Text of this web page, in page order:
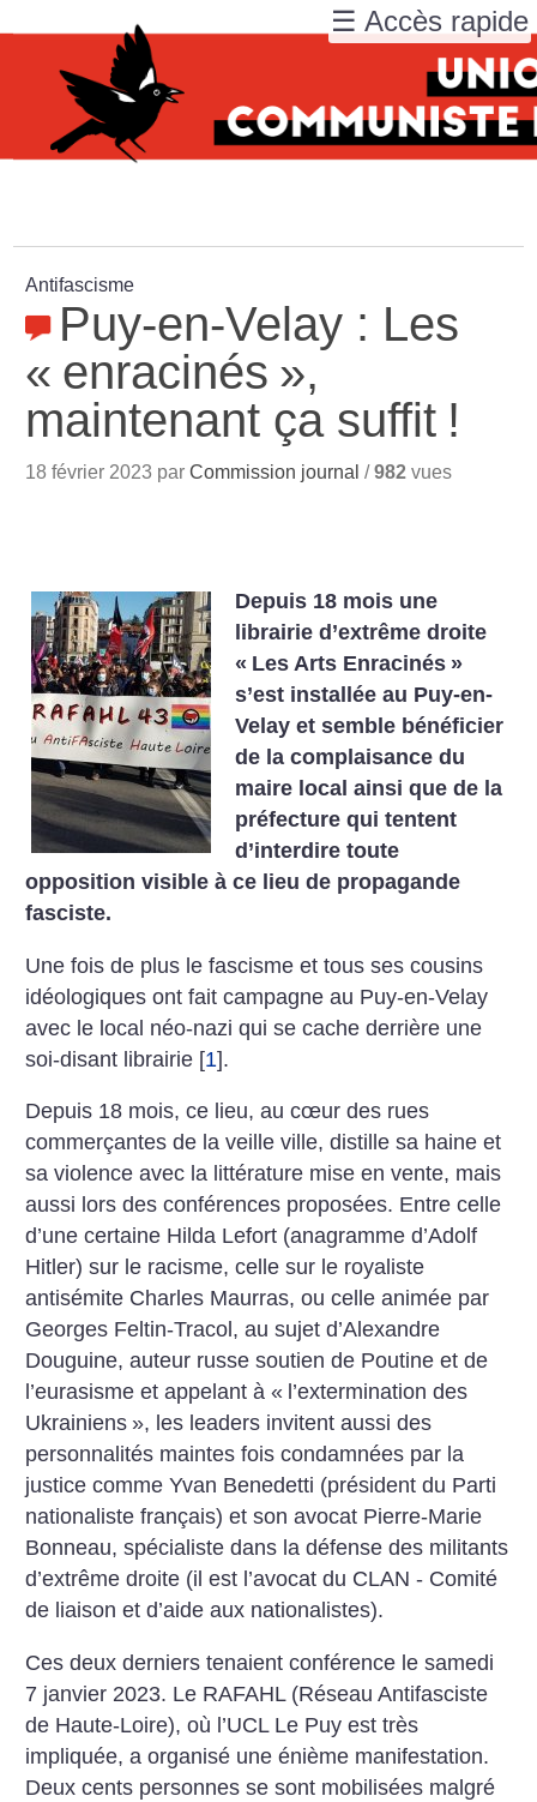
Antifascisme
Puy-en-Velay : Les
« enracinés »,
maintenant ça suffit !
18 février 2023 parCommission journal /982 vues
Depuis 18 mois une
librairie d’extrême droite
« Les Arts Enracinés »
s’est installée au Puy-en-
Velay et semble bénéficier
de la complaisance du
maire local ainsi que de la
préfecture qui tentent
d’interdire toute
opposition visible à ce lieu de propagande
fasciste.
Une fois de plus le fascisme et tous ses cousins
idéologiques ont fait campagne au Puy-en-Velay
avec le local néo-nazi qui se cache derrière une
soi-disant librairie [1].
Depuis 18 mois, ce lieu, au cœur des rues
commerçantes de la veille ville, distille sa haine et
sa violence avec la littérature mise en vente, mais
aussi lors des conférences proposées. Entre celle
d’une certaine Hilda Lefort (anagramme d’Adolf
Hitler) sur le racisme, celle sur le royaliste
antisémite Charles Maurras, ou celle animée par
Georges Feltin-Tracol, au sujet d’Alexandre
Douguine, auteur russe soutien de Poutine et de
l’eurasisme et appelant à « l’extermination des
Ukrainiens », les leaders invitent aussi des
personnalités maintes fois condamnées par la
justice comme Yvan Benedetti (président du Parti
nationaliste français) et son avocat Pierre-Marie
Bonneau, spécialiste dans la défense des militants
d’extrême droite (il est l’avocat du CLAN - Comité
de liaison et d’aide aux nationalistes).
Ces deux derniers tenaient conférence le samedi
7 janvier 2023. Le RAFAHL (Réseau Antifasciste
de Haute-Loire), où l’UCL Le Puy est très
impliquée, a organisé une énième manifestation.
Deux cents personnes se sont mobilisées malgré
☰ Accès rapide